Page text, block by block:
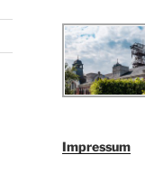
Impressum